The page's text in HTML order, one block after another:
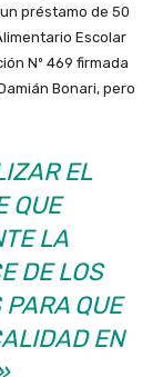
préstamo de 50
Escolar
Nº 469 firmada
Bonari, pero
EL
QUE
LA
DE LOS
QUE
EN